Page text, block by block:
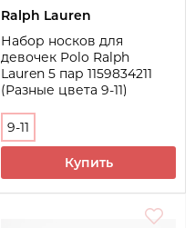
Ralph Lauren
Набор носков для
девочек Polo Ralph
Lauren 5 пар 1159834211
(Разные цвета 9-11)
9-11
Купить